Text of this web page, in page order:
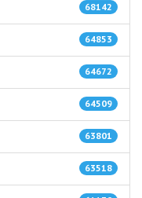
68142
64853
64672
64509
63801
63518